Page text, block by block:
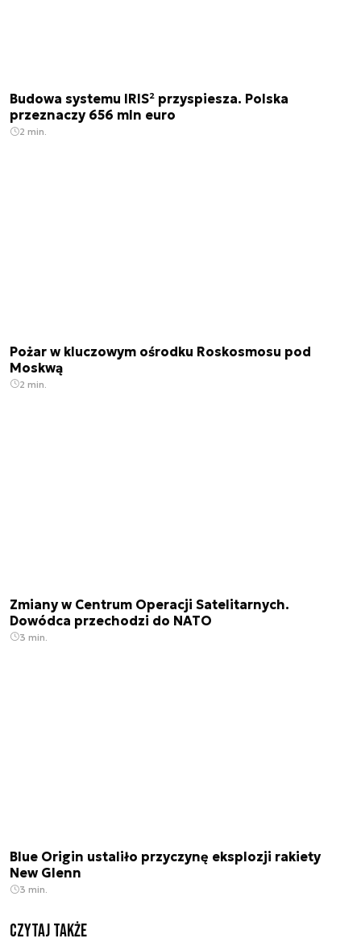
Budowa systemu IRIS² przyspiesza. Polska
przeznaczy 656 mln euro
2 min.
Pożar w kluczowym ośrodku Roskosmosu pod
Moskwą
2 min.
Zmiany w Centrum Operacji Satelitarnych.
Dowódca przechodzi do NATO
3 min.
Blue Origin ustaliło przyczynę eksplozji rakiety
New Glenn
3 min.
Czytaj także